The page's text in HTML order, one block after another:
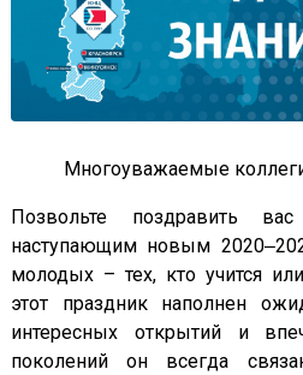
Многоуважаемые
Позвольте поздравить
наступающим новым
молодых – тех, кто учится
этот праздник наполнен
интересных открытий и
поколений он всегда